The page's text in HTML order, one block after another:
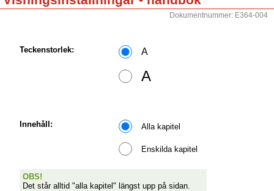
Dokumentnummer: E364-004
Teckenstorlek: A
A
Innehåll: Alla kapitel
Enskilda kapitel
OBS!
Det står alltid "alla kapitel" längst upp på sidan.